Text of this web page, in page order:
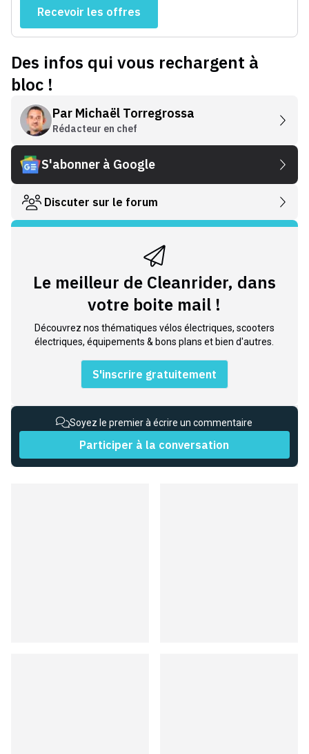
Recevoir les offres
Des infos qui vous rechargent à
bloc !
Par Michaël Torregrossa
Rédacteur en chef
S'abonner à Google
Discuter sur le forum
Le meilleur de Cleanrider, dans
votre boite mail !
Découvrez nos thématiques vélos électriques, scooters
électriques, équipements & bons plans et bien d'autres.
S'inscrire gratuitement
Soyez le premier à écrire un commentaire
Participer à la conversation